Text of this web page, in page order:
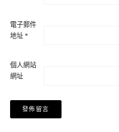
電子郵件
地址 *
個人網站
網址